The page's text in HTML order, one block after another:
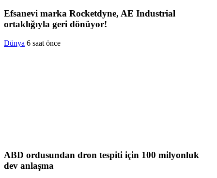
Efsanevi marka Rocketdyne, AE Industrial
ortaklığıyla geri dönüyor!
Dünya 6 saat önce
ABD ordusundan dron tespiti için 100 milyonluk
dev anlaşma